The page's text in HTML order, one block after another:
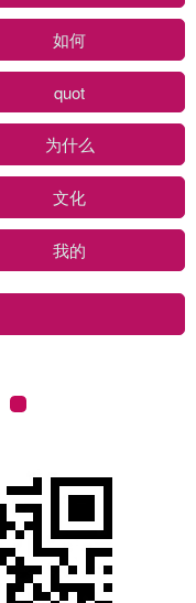
如何
quot
为什么
文化
我的